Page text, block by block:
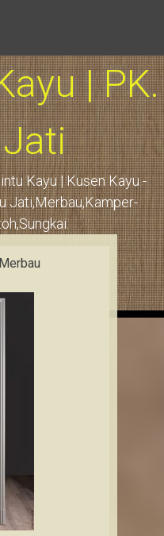
| PK.
Kayu | Kusen Kayu -
Jati,Merbau,Kamper-